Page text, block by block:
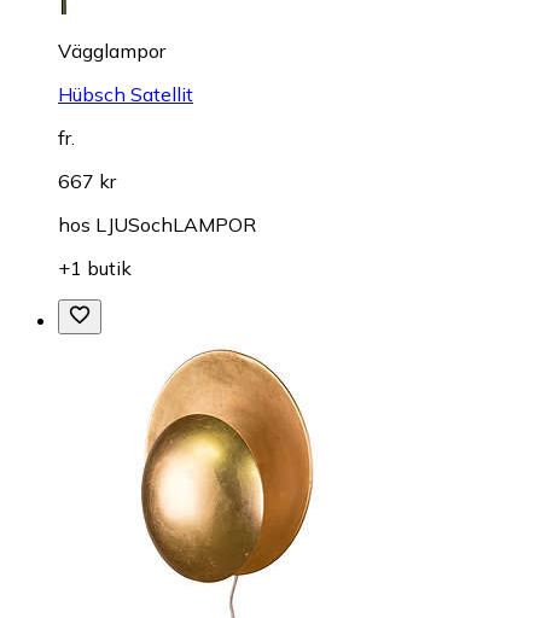
Vägglampor
Hübsch Satellit
fr.
667 kr
hos LJUSochLAMPOR
+1 butik